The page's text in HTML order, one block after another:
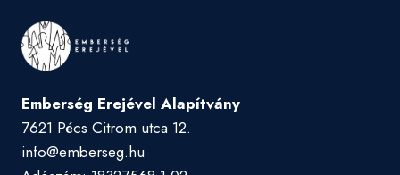
Emberség Erejével Alapítvány
7621 Pécs Citrom utca 12.
info@emberseg.hu